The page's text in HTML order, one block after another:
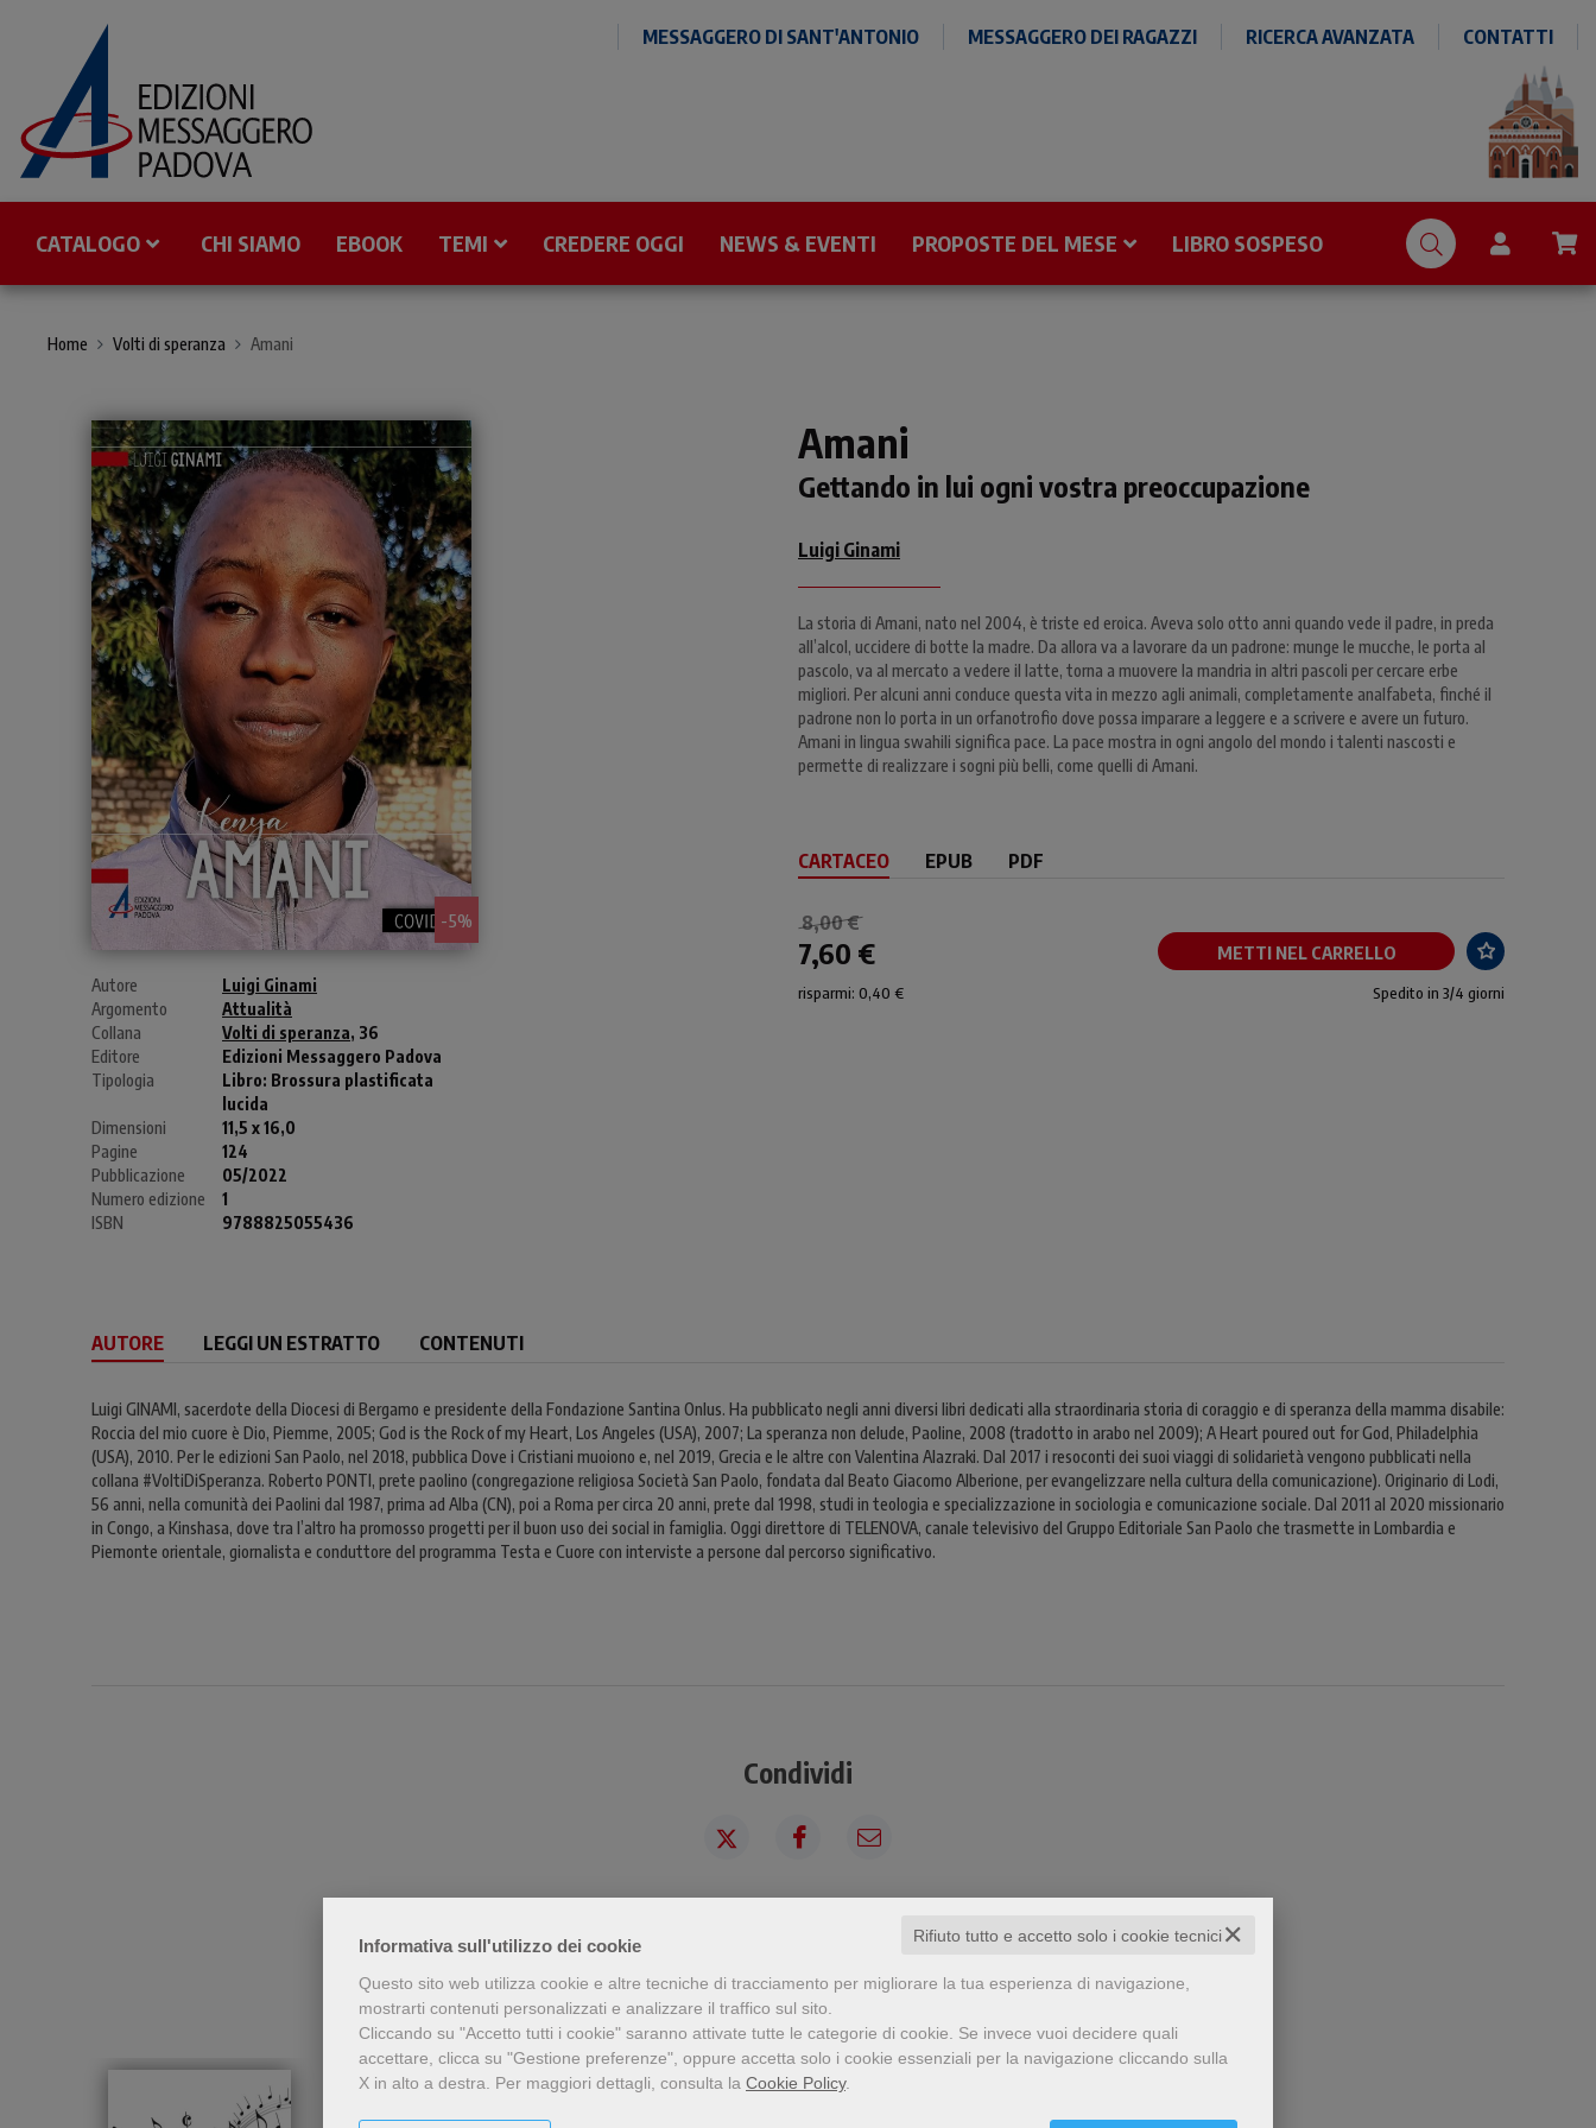
Informativa sull'utilizzo dei cookie ✕
Rifiuto tutto e accetto solo i cookie tecnici
Questo sito web utilizza cookie e altre tecniche di tracciamento per migliorare la tua esperienza di navigazione,
mostrarti contenuti personalizzati e analizzare il traffico sul sito.
Cliccando su "Accetto tutti i cookie" saranno attivate tutte le categorie di cookie. Se invece vuoi decidere quali
accettare, clicca su "Gestione preferenze", oppure accetta solo i cookie essenziali per la navigazione cliccando sulla
X in alto a destra. Per maggiori dettagli, consulta la Cookie Policy.
MESSAGGERO DI SANT'ANTONIO MESSAGGERO DEI RAGAZZI RICERCA AVANZATA CONTATTI
CATALOGO CHI SIAMO EBOOK TEMI CREDERE OGGI NEWS & EVENTI PROPOSTE DEL MESE LIBRO SOSPESO
Home Volti di speranza Amani
- 5%
Autore
Luigi Ginami
Argomento
Attualità
Collana
Volti di speranza, 36
Editore
Edizioni Messaggero Padova
Tipologia
Libro: Brossura plastificata
lucida
Dimensioni
11,5 x 16,0
Pagine
124
Pubblicazione
05/2022
Numero edizione
1
ISBN
9788825055436
Amani
Gettando in lui ogni vostra preoccupazione
Luigi Ginami
La storia di Amani, nato nel 2004, è triste ed eroica. Aveva solo otto anni quando vede il padre, in preda
all’alcol, uccidere di botte la madre. Da allora va a lavorare da un padrone: munge le mucche, le porta al
pascolo, va al mercato a vedere il latte, torna a muovere la mandria in altri pascoli per cercare erbe
migliori. Per alcuni anni conduce questa vita in mezzo agli animali, completamente analfabeta, finché il
padrone non lo porta in un orfanotrofio dove possa imparare a leggere e a scrivere e avere un futuro.
Amani in lingua swahili significa pace. La pace mostra in ogni angolo del mondo i talenti nascosti e
permette di realizzare i sogni più belli, come quelli di Amani.
CARTACEO EPUB PDF
8,00 €
7,60 € METTI NEL CARRELLO
risparmi: 0,40 € Spedito in 3/4 giorni
AUTORE LEGGI UN ESTRATTO CONTENUTI
Luigi GINAMI, sacerdote della Diocesi di Bergamo e presidente della Fondazione Santina Onlus. Ha pubblicato negli anni diversi libri dedicati alla straordinaria storia di coraggio e di speranza della mamma disabile:
Roccia del mio cuore è Dio, Piemme, 2005; God is the Rock of my Heart, Los Angeles (USA), 2007; La speranza non delude, Paoline, 2008 (tradotto in arabo nel 2009); A Heart poured out for God, Philadelphia
(USA), 2010. Per le edizioni San Paolo, nel 2018, pubblica Dove i Cristiani muoiono e, nel 2019, Grecia e le altre con Valentina Alazraki. Dal 2017 i resoconti dei suoi viaggi di solidarietà vengono pubblicati nella
collana #VoltiDiSperanza. Roberto PONTI, prete paolino (congregazione religiosa Società San Paolo, fondata dal Beato Giacomo Alberione, per evangelizzare nella cultura della comunicazione). Originario di Lodi,
56 anni, nella comunità dei Paolini dal 1987, prima ad Alba (CN), poi a Roma per circa 20 anni, prete dal 1998, studi in teologia e specializzazione in sociologia e comunicazione sociale. Dal 2011 al 2020 missionario
in Congo, a Kinshasa, dove tra l’altro ha promosso progetti per il buon uso dei social in famiglia. Oggi direttore di TELENOVA, canale televisivo del Gruppo Editoriale San Paolo che trasmette in Lombardia e
Piemonte orientale, giornalista e conduttore del programma Testa e Cuore con interviste a persone dal percorso significativo.
Condividi
Chi ha visto questo prodotto ha visto anche...